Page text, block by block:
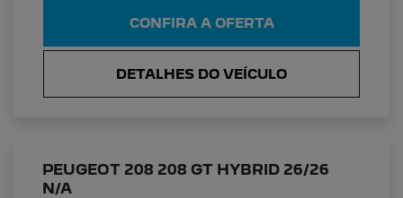
CONFIRA A OFERTA
DETALHES DO VEÍCULO
PEUGEOT 208 208 GT HYBRID 26/26
N/A